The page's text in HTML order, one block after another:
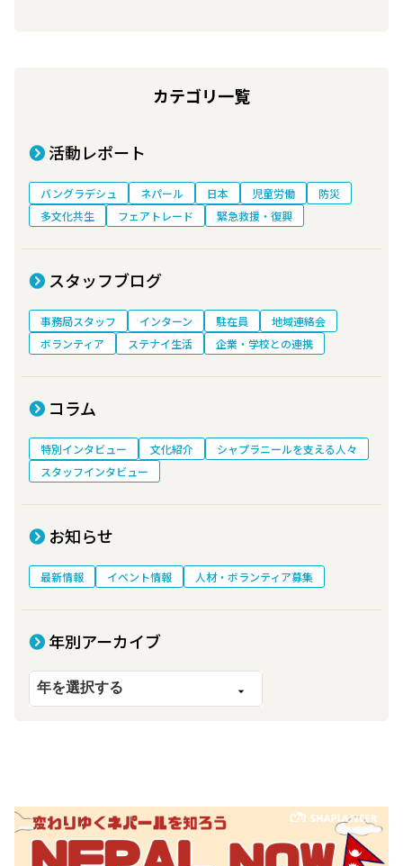
カテゴリ一覧
活動レポート
バングラデシュ ネパール 日本 児童労働
防災
多文化共生
フェアトレード 緊急救援・復興
スタッフブログ
事務局スタッフ インターン 駐在員
地域連絡会
ボランティア
ステナイ生活 企業・学校との連携
コラム
特別インタビュー 文化紹介
シャプラニールを支える人々
スタッフインタビュー
お知らせ
最新情報 イベント情報 人材・ボランティア募集
年別アーカイブ